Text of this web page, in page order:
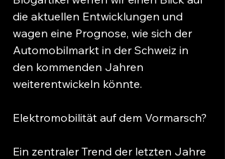
die aktuellen Entwicklungen und
wagen eine Prognose, wie sich der
Automobilmarkt in der Schweiz in
den kommenden Jahren
weiterentwickeln könnte.
Elektromobilität auf dem Vormarsch?
Ein zentraler Trend der letzten Jahre